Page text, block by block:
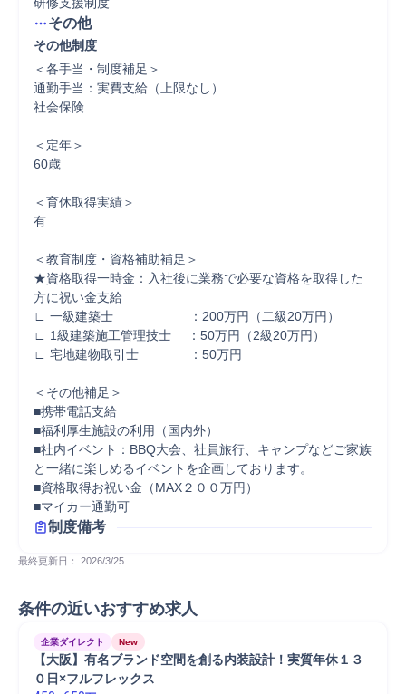
その他
その他制度
＜各手当・制度補足＞
通勤手当：実費支給（上限なし）
社会保険
＜定年＞
60歳
＜育休取得実績＞
有
＜教育制度・資格補助補足＞
★資格取得一時金：入社後に業務で必要な資格を取得した
方に祝い金支給
∟ 一級建築士　　　　　　：200万円（二級20万円）
∟ 1級建築施工管理技士　 ：50万円（2級20万円）
∟ 宅地建物取引士　　　　：50万円
＜その他補足＞
■携帯電話支給
■福利厚生施設の利用（国内外）
■社内イベント：BBQ大会、社員旅行、キャンプなどご家族
と一緒に楽しめるイベントを企画しております。
■資格取得お祝い金（MAX２００万円）
■マイカー通勤可
制度備考
最終更新日： 2026/3/25
条件の近いおすすめ求人
企業ダイレクト New
【大阪】有名ブランド空間を創る内装設計！実質年休１３
０日×フルフレックス